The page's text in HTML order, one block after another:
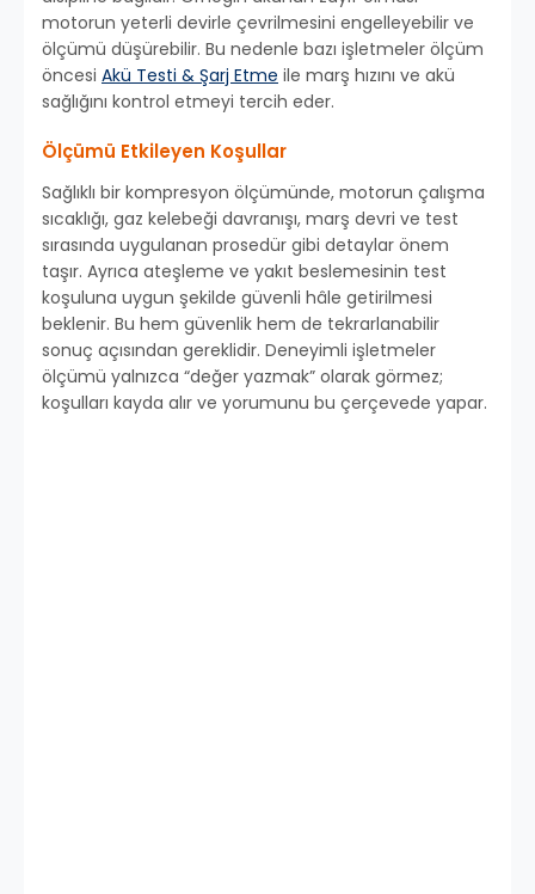
motorun yeterli devirle çevrilmesini engelleyebilir ve
ölçümü düşürebilir. Bu nedenle bazı işletmeler ölçüm
öncesi Akü Testi & Şarj Etme ile marş hızını ve akü
sağlığını kontrol etmeyi tercih eder.
Ölçümü Etkileyen Koşullar
Sağlıklı bir kompresyon ölçümünde, motorun çalışma
sıcaklığı, gaz kelebeği davranışı, marş devri ve test
sırasında uygulanan prosedür gibi detaylar önem
taşır. Ayrıca ateşleme ve yakıt beslemesinin test
koşuluna uygun şekilde güvenli hâle getirilmesi
beklenir. Bu hem güvenlik hem de tekrarlanabilir
sonuç açısından gereklidir. Deneyimli işletmeler
ölçümü yalnızca “değer yazmak” olarak görmez;
koşulları kayda alır ve yorumunu bu çerçevede yapar.